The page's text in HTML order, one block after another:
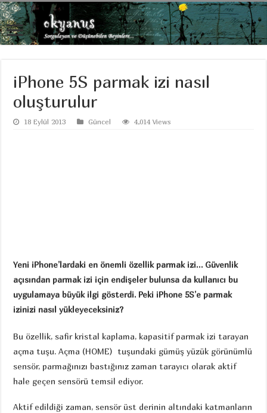
iPhone 5S parmak izi nasıl
oluşturulur
18 Eylül 2013 Güncel 4,014 Views
Yeni iPhone’lardaki en önemli özellik parmak izi… Güvenlik
açısından parmak izi için endişeler bulunsa da kullanıcı bu
uygulamaya büyük ilgi gösterdi. Peki iPhone 5S’e parmak
izinizi nasıl yükleyeceksiniz?
Bu özellik, safir kristal kaplama, kapasitif parmak izi tarayan
açma tuşu. Açma (HOME) tuşundaki gümüş yüzük görünümlü
sensör, parmağınızı bastığınız zaman tarayıcı olarak aktif
hale geçen sensörü temsil ediyor.
Aktif edildiği zaman, sensör üst derinin altındaki katmanların